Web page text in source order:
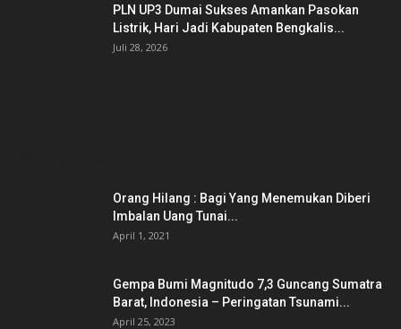
PLN UP3 Dumai Sukses Amankan Pasokan
Listrik, Hari Jadi Kabupaten Bengkalis...
Juli 28, 2026
Orang Hilang : Bagi Yang Menemukan Diberi
Imbalan Uang Tunai...
April 1, 2021
Gempa Bumi Magnitudo 7,3 Guncang Sumatra
Barat, Indonesia – Peringatan Tsunami...
April 25, 2023